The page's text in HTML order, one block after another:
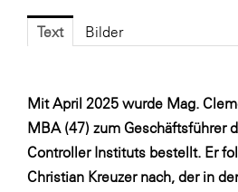
Getzner Werkstoffe
Heimat Österreich
Johnson & Johnson
JELD-WEN DANA
kosaplaner
Text Bilder
Mit April 2025 wurde Mag.
MBA (47) zum Geschäftsführer
Controller Instituts bestellt. Er
Christian Kreuzer nach, der in